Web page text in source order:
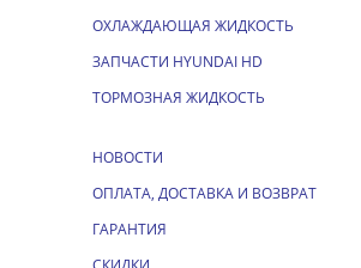
ОХЛАЖДАЮЩАЯ ЖИДКОСТЬ
ЗАПЧАСТИ HYUNDAI HD
ТОРМОЗНАЯ ЖИДКОСТЬ
НОВОСТИ
ОПЛАТА, ДОСТАВКА И ВОЗВРАТ
ГАРАНТИЯ